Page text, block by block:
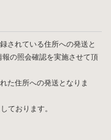
されている住所への発送と
の照会確認を実施させて頂
た住所への発送となりま
ております。